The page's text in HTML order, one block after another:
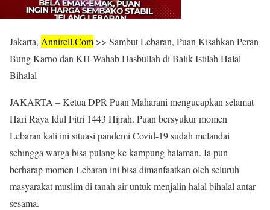
Jakarta, Annirell.Com >> Sambut Lebaran, Puan Kisahkan Peran
Bung Karno dan KH Wahab Hasbullah di Balik Istilah Halal
Bihalal
JAKARTA – Ketua DPR Puan Maharani mengucapkan selamat
Hari Raya Idul Fitri 1443 Hijrah. Puan bersyukur momen
Lebaran kali ini situasi pandemi Covid-19 sudah melandai
sehingga warga bisa pulang ke kampung halaman. Ia pun
berharap momen Lebaran ini bisa dimanfaatkan oleh seluruh
masyarakat muslim di tanah air untuk menjalin halal bihalal antar
sesama.